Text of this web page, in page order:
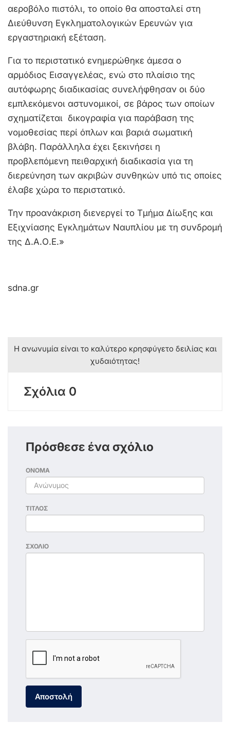
αεροβόλο πιστόλι, το οποίο θα αποσταλεί στη
Διεύθυνση Εγκληματολογικών Ερευνών για
εργαστηριακή εξέταση.
Για το περιστατικό ενημερώθηκε άμεσα ο
αρμόδιος Εισαγγελέας, ενώ στο πλαίσιο της
αυτόφωρης διαδικασίας συνελήφθησαν οι δύο
εμπλεκόμενοι αστυνομικοί, σε βάρος των οποίων
σχηματίζεται δικογραφία για παράβαση της
νομοθεσίας περί όπλων και βαριά σωματική
βλάβη. Παράλληλα έχει ξεκινήσει η
προβλεπόμενη πειθαρχική διαδικασία για τη
διερεύνηση των ακριβών συνθηκών υπό τις οποίες
έλαβε χώρα το περιστατικό.
Την προανάκριση διενεργεί το Τμήμα Δίωξης και
Εξιχνίασης Εγκλημάτων Ναυπλίου με τη συνδρομή
της Δ.Α.Ο.Ε.»
sdna.gr
Η ανωνυμία είναι το καλύτερο κρησφύγετο δειλίας και
χυδαιότητας!
Σχόλια 0
Πρόσθεσε ένα σχόλιο
ΟΝΟΜΑ
ΤΙΤΛΟΣ
ΣΧΟΛΙΟ
Αποστολή